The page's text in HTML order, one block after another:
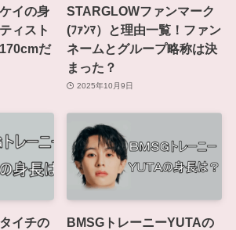
イの身
ィスト
だ
STARGLOWファンマーク
(ﾌｧﾝﾏ）と理由一覧！ファン
ネームとグループ略称は決
まった？
2025年10月9日
イチの
BMSGトレーニーYUTAの